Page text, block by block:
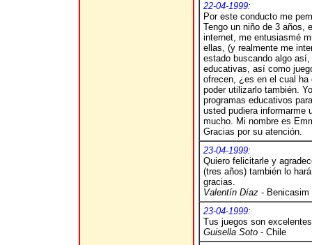
22-04-1999:
Por este conducto me
Tengo un niño de 3 años,
internet, me entusiasmé
ellas, (y realmente me
estado buscando algo
educativas, así como
ofrecen, ¿es en el cual
poder utilizarlo también.
programas educativos
usted pudiera informarme
mucho. Mi nombre es
Gracias por su atención.
23-04-1999:
Quiero felicitarle y
(tres años) también lo
gracias.
Valentín Díaz - Benicasim
23-04-1999:
Tus juegos son
Guisella Soto - Chile